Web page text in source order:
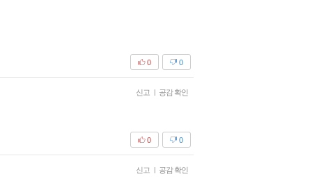
0
0
신고 | 공감 확인
0
0
신고 | 공감 확인